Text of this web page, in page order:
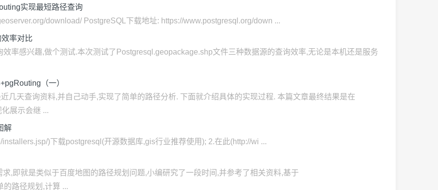
实现最短路径查询
download/ PostgreSQL下载地址: https://www.postgresql.org/down ...
率对比
率感兴趣,做个测试.本次测试了Postgresql.geopackage.shp文件三种数据源的查询效率,无论是本机还是服务
（一）
几天查询资料,并自己动手,实现了简单的路径分析. 下面就介绍具体的实现过程. 本篇文章最终结果是在
展示会继 ...
解
)下载postgresql(开源数据库,gis行业推荐使用); 2.在此(http://wi ...
,即就是类似于百度地图的路径规划问题,小编研究了一段时间,并参考了相关资料,基于
的路径规划,计算 ...